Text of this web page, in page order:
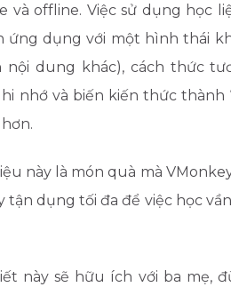
và offline. Việc sử dụng học
ứng dụng với một hình thái
nội dung khác), cách thức
nhớ và biến kiến thức thành
này là món quà mà
tận dụng tối đa để việc học
này sẽ hữu ích với ba mẹ,